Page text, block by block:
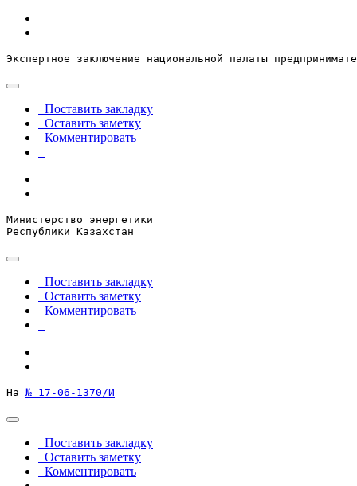
Экспертное заключение национальной палаты
Поставить закладку
Оставить заметку
Комментировать
Министерство энергетики
Республики Казахстан
Поставить закладку
Оставить заметку
Комментировать
На № 17-06-1370/И
Поставить закладку
Оставить заметку
Комментировать